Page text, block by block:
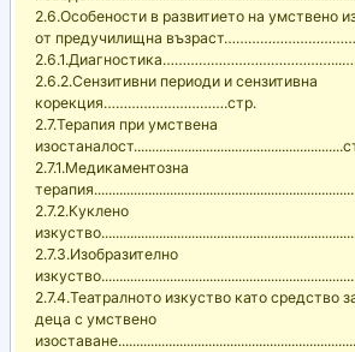
2.6.Особености в развитието на умствено
от предучилищна
2.6.2.Сензитивни периоди и сензитивна
корекция………………………….стр.
2.7.Терапия при умствена
2.7.1.Медикаментозна
2.7.2.Куклено
2.7.3.Изобразително
2.7.4.Театралното изкуство като средство
деца с умствено